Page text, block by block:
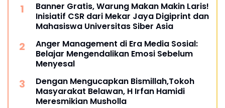
Banner Gratis, Warung Makan Makin Laris!
Inisiatif CSR dari Mekar Jaya Digiprint dan
Mahasiswa Universitas Siber Asia
Anger Management di Era Media Sosial:
Belajar Mengendalikan Emosi Sebelum
Menyesal
Dengan Mengucapkan Bismillah,Tokoh
Masyarakat Belawan, H Irfan Hamidi
Meresmikian Musholla